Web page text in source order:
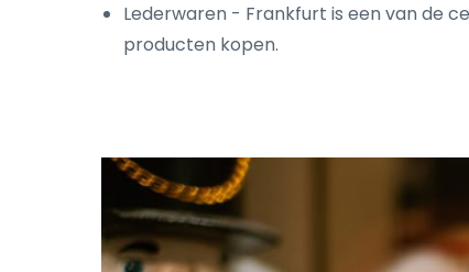
Lederwaren - Frankfurt is een van de
producten kopen.